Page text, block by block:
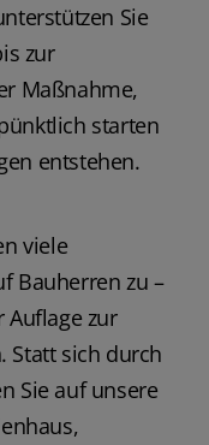
Sie
zur
Maßnahme,
starten
entstehen.
viele
Bauherren zu –
zur
Statt sich durch
Sie auf unsere